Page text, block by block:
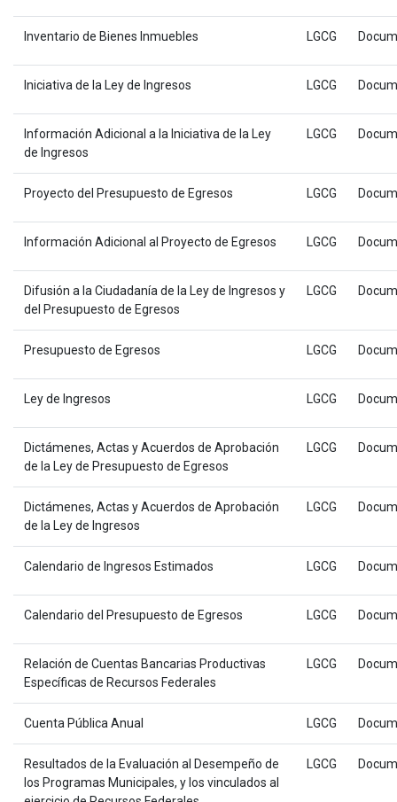
Inventario de Bienes Inmuebles LGCG
Iniciativa de la Ley de Ingresos LGCG
Información Adicional a la Iniciativa de la Ley
de Ingresos
LGCG
Proyecto del Presupuesto de Egresos LGCG
Información Adicional al Proyecto de Egresos LGCG
Difusión a la Ciudadanía de la Ley de Ingresos y
del Presupuesto de Egresos
LGCG
Presupuesto de Egresos LGCG
Ley de Ingresos LGCG
Dictámenes, Actas y Acuerdos de Aprobación
de la Ley de Presupuesto de Egresos
LGCG
Dictámenes, Actas y Acuerdos de Aprobación
de la Ley de Ingresos
LGCG
Calendario de Ingresos Estimados LGCG
Calendario del Presupuesto de Egresos LGCG
Relación de Cuentas Bancarias Productivas
Específicas de Recursos Federales
LGCG
Cuenta Pública Anual LGCG
Resultados de la Evaluación al Desempeño de
los Programas Municipales, y los vinculados al
LGCG